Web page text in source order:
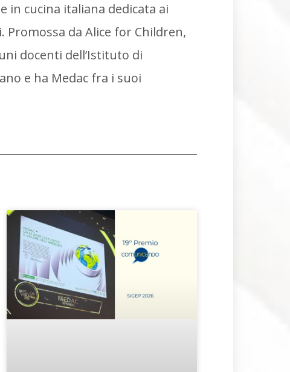
in cucina italiana dedicata ai
Promossa da Alice for Children,
docenti dell’Istituto di
e ha Medac fra i suoi